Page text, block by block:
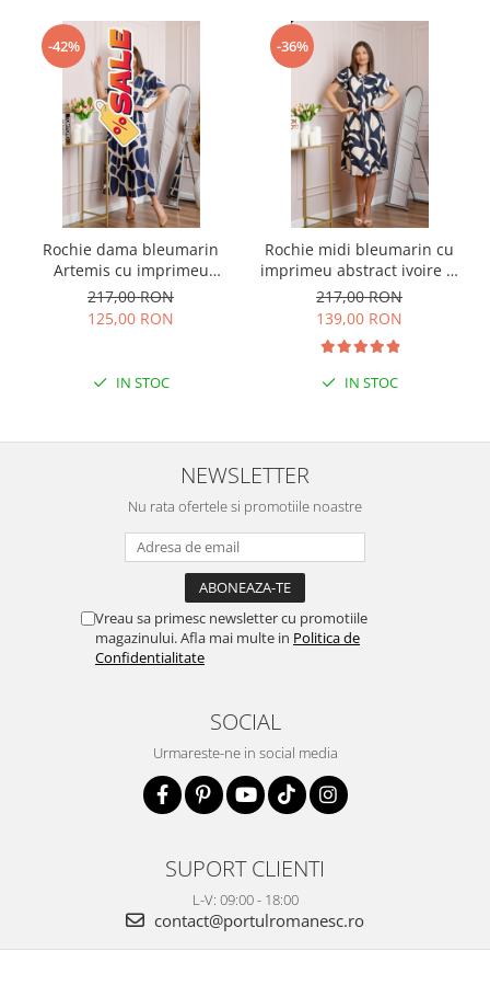
-42%
Rochie dama bleumarin
Artemis cu imprimeu
abstract si cordon in talie
217,00 RON
125,00 RON
IN STOC
-36%
Rochie midi bleumarin cu
imprimeu abstract ivoire si
snur la decolteu Shelby
217,00 RON
139,00 RON
IN STOC
NEWSLETTER
Nu rata ofertele si promotiile noastre
Vreau sa primesc newsletter cu promotiile
magazinului. Afla mai multe in Politica de
Confidentialitate
SOCIAL
Urmareste-ne in social media
SUPORT CLIENTI
L-V: 09:00 - 18:00
contact@portulromanesc.ro